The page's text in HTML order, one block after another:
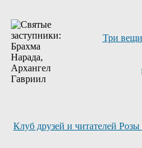
Три вещи
Клуб друзей и читателей